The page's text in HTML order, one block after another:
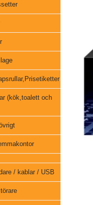
(kök,toalett och
/ kablar / USB